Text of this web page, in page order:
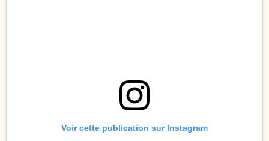
Voir cette publication sur Instagram